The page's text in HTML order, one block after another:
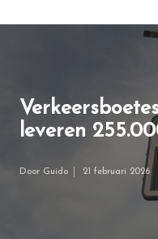
2
0
leveren
Door Guido 21 februari 2026